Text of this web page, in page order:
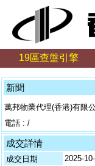
19區查盤引擎
新聞
萬邦物業代理(香港)有限
電話 : /
成交詳情
成交日期
2025-